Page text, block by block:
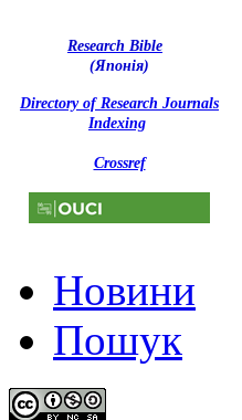
Research Bible
(Японія)
Directory of Research Journals
Indexing
Crossref
Новини
Пошук